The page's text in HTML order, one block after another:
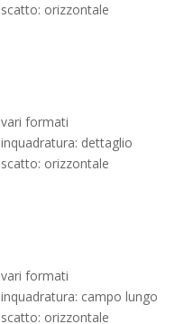
scatto: orizzontale
vari formati
inquadratura: dettaglio
scatto: orizzontale
vari formati
inquadratura: campo lungo
scatto: orizzontale